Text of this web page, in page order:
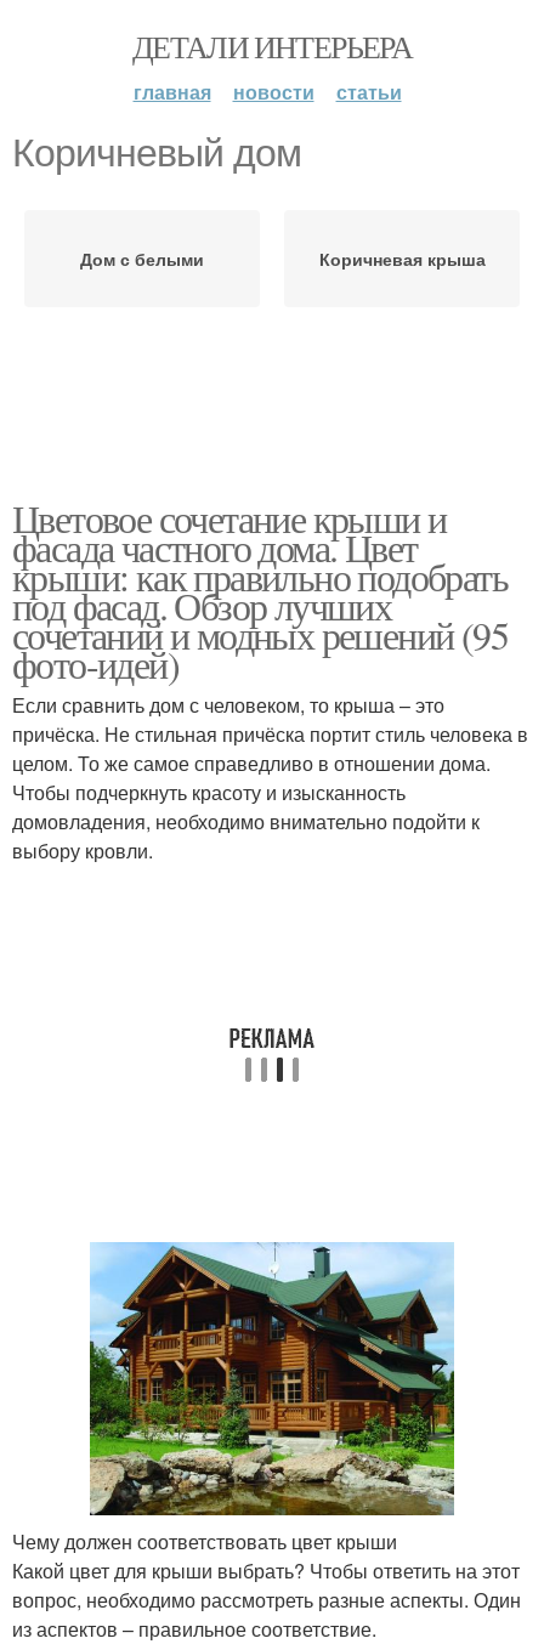
ДЕТАЛИ ИНТЕРЬЕРА
главная новости статьи
Коричневый дом
Дом с белыми Коричневая крыша
Цветовое сочетание крыши и
фасада частного дома. Цвет
крыши: как правильно подобрать
под фасад. Обзор лучших
сочетаний и модных решений (95
фото-идей)
Если сравнить дом с человеком, то крыша – это
причёска. Не стильная причёска портит стиль человека в
целом. То же самое справедливо в отношении дома.
Чтобы подчеркнуть красоту и изысканность
домовладения, необходимо внимательно подойти к
выбору кровли.
Чему должен соответствовать цвет крыши
Какой цвет для крыши выбрать? Чтобы ответить на этот
вопрос, необходимо рассмотреть разные аспекты. Один
из аспектов – правильное соответствие.